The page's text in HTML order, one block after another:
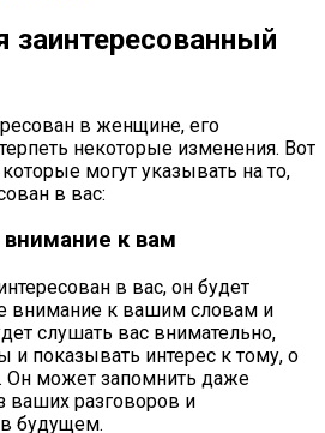
заинтересованный
в женщине, его
некоторые изменения. Вот
могут указывать на то,
в вас:
к вам
в вас, он будет
внимание к вашим словам и
слушать вас внимательно,
и показывать интерес к тому, о
Он может запомнить даже
ваших разговоров и
в будущем.